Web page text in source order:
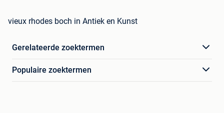
vieux rhodes boch in Antiek en Kunst
Gerelateerde zoektermen
Populaire zoektermen